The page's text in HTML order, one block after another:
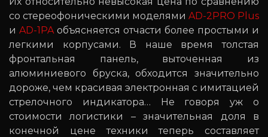
со стереофоническими моделями AD-2PRO Plus
и AD-1PA объясняется отчасти более простыми и
легкими корпусами. В наше время толстая
фронтальная панель, выточенная из
алюминиевого бруска, обходится значительно
дороже, чем красивая электронная с имитацией
стрелочного индикатора… Не говоря уж о
стоимости логистики – значительная доля в
конечной цене техники теперь составляет